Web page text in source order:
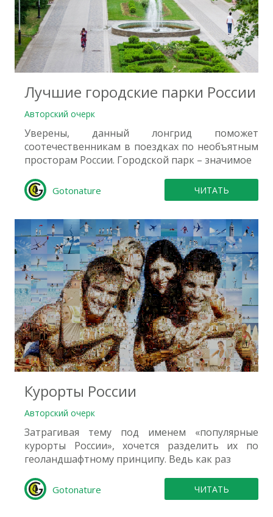
3
Лучшие городские парки России
Авторский очерк
Уверены, данный лонгрид поможет
соотечественникам в поездках по необъятным
просторам России. Городской парк – значимое
Gotonature ЧИТАТЬ
9
Курорты России
Авторский очерк
Затрагивая тему под именем «популярные
курорты России», хочется разделить их по
геоландшафтному принципу. Ведь как раз
Gotonature ЧИТАТЬ